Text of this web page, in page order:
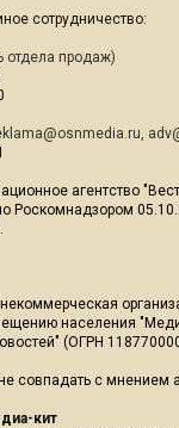
сотрудничество:
отдела продаж)
,
агентство
Роскомнадзором
населения
(ОГРН
совпадать с мнением
кит